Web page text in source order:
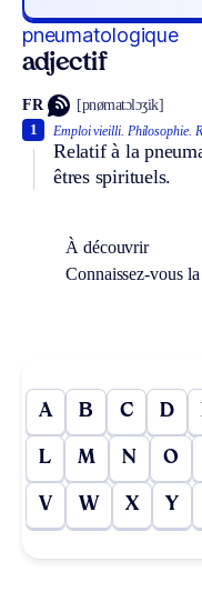
pneumatologique
adjectif
FR [pnømatɔlɔʒik]
Emploi vieilli. Philosophie.
Relatif à la
êtres spirituels.
1
À découvrir
Connaissez-vous
A B C D
L M N O
V W X Y